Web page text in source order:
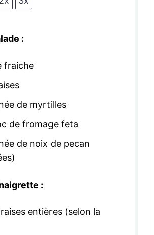
:
fraiche
de myrtilles
de fromage feta
de noix de pecan
:
entières (selon la